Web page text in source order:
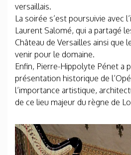
versaillais.
La soirée s’est poursuivie avec
Laurent Salomé, qui a partagé
Château de Versailles ainsi que
venir pour le domaine.
Enfin, Pierre-Hippolyte Pénet a
présentation historique de
l’importance artistique,
de ce lieu majeur du règne de